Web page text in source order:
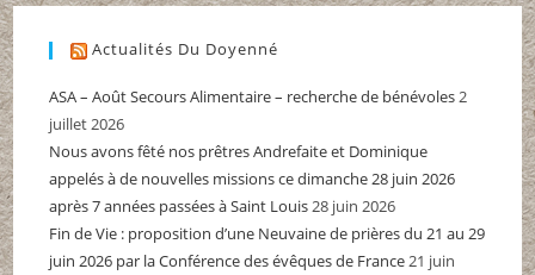
Actualités Du Doyenné
ASA – Août Secours Alimentaire – recherche de bénévoles2
juillet 2026
Nous avons fêté nos prêtres Andrefaite et Dominique
appelés à de nouvelles missions ce dimanche 28 juin 2026
après 7 années passées à Saint Louis28 juin 2026
Fin de Vie : proposition d’une Neuvaine de prières du 21 au 29
juin 2026 par la Conférence des évêques de France21 juin